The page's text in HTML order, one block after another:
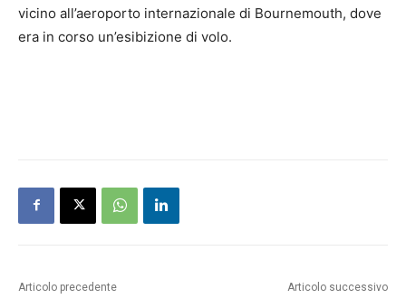
vicino all’aeroporto internazionale di Bournemouth, dove
era in corso un’esibizione di volo.
Articolo precedente Articolo successivo